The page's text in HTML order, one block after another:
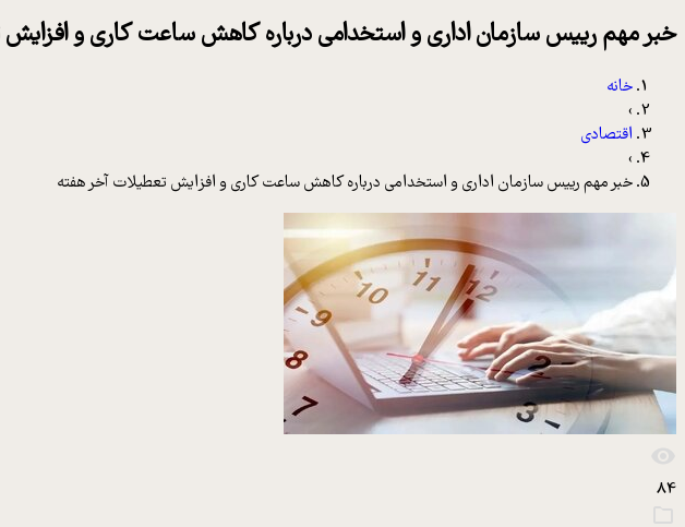
خبر مهم رییس سازمان اداری و استخدامی درباره کاهش ساعت کاری و
خانه
›
اقتصادی
›
خبر مهم رییس سازمان اداری و استخدامی درباره کاهش ساعت کاری و افزایش تعطیلات آخر هفته
84